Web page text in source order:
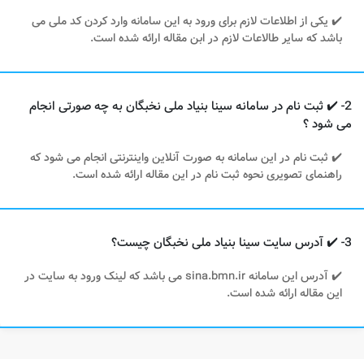
✔️ یکی از اطلاعات لازم برای ورود به این سامانه وارد کردن کد ملی می
باشد که سایر طالاعات لازم در ابن مقاله ارائه شده است.
2- ✔️ ثبت نام در سامانه سینا بنیاد ملی نخبگان به چه صورتی انجام
می شود ؟
✔️ ثبت نام در این سامانه به صورت آنلاین واینترنتی انجام می شود که
راهنمای تصویری نحوه ثبت نام در این مقاله ارائه شده است.
3- ✔️ آدرس سایت سینا بنیاد ملی نخبگان چیست؟
✔️ آدرس این سامانه sina.bmn.ir می باشد که لینک ورود به سایت در
این مقاله ارائه شده است.